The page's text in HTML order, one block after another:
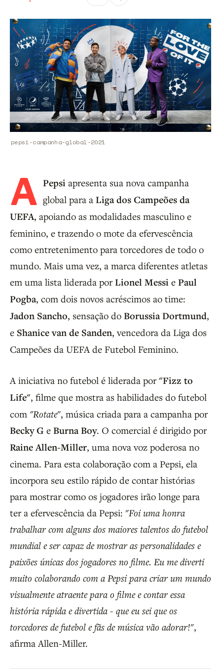
pepsi-campanha-global-2021
A Pepsi apresenta sua nova campanha
global para a Liga dos Campeões da
UEFA, apoiando as modalidades masculino e
feminino, e trazendo o mote da efervescência
como entretenimento para torcedores de todo o
mundo. Mais uma vez, a marca diferentes atletas
em uma lista liderada porLionel Messi e Paul
Pogba, com dois novos acréscimos ao time:
Jadon Sancho, sensação do Borussia Dortmund,
e Shanice van de Sanden, vencedora da Liga dos
Campeões da UEFA de Futebol Feminino.
A iniciativa no futebol é liderada por"Fizz to
Life", filme que mostra as habilidades do futebol
com "Rotate", música criada para a campanha por
Becky G e Burna Boy. O comercial é dirigido por
Raine Allen-Miller, uma nova voz poderosa no
cinema. Para esta colaboração com a Pepsi, ela
incorpora seu estilo rápido de contar histórias
para mostrar como os jogadores irão longe para
ter a efervescência da Pepsi: "Foi uma honra
trabalhar com alguns dos maiores talentos do futebol
mundial e ser capaz de mostrar as personalidades e
paixões únicas dos jogadores no filme. Eu me diverti
muito colaborando com a Pepsi para criar um mundo
visualmente atraente para o filme e contar essa
história rápida e divertida - que eu sei que os
torcedores de futebol e fãs de música vão adorar!",
afirma Allen-Miller.